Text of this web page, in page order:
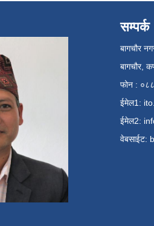
सम्पर्क
बागचौर
बागचौर,
फोन :
ईमेल1:
ईमेल2:
वे‍बसाईट: